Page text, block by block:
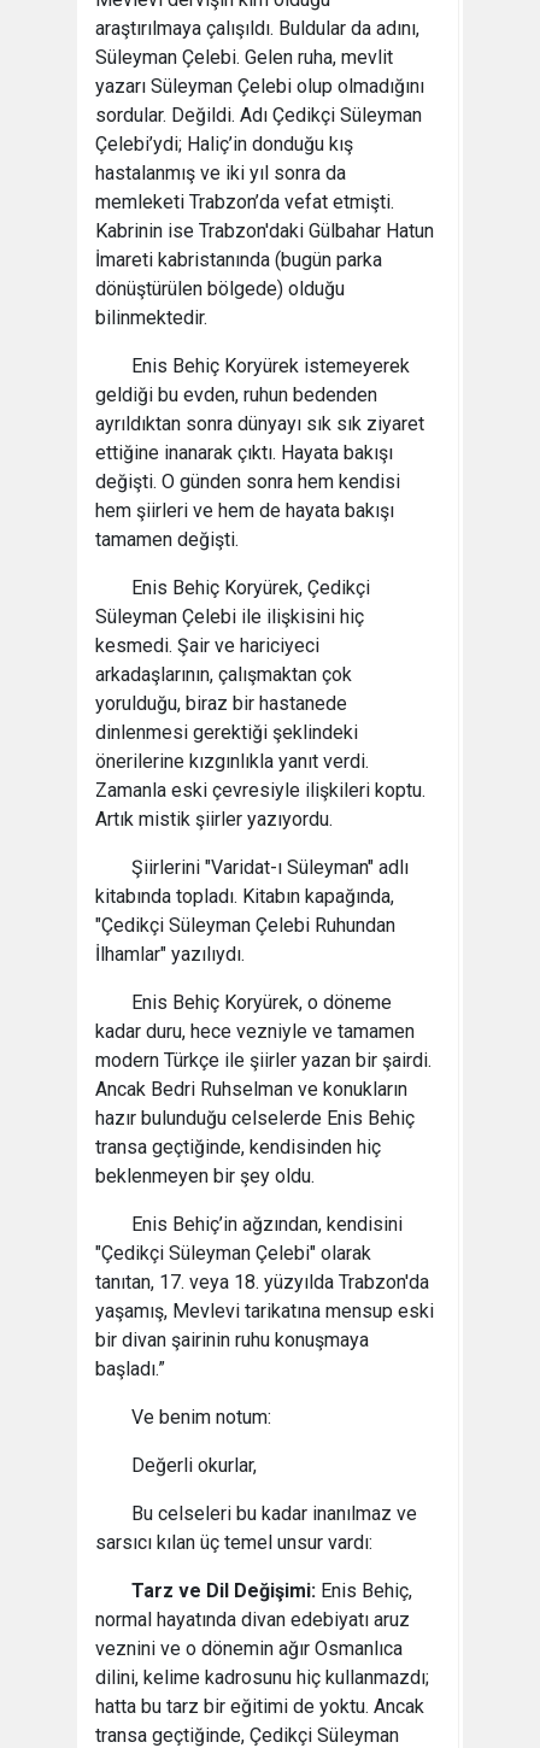
araştırılmaya çalışıldı. Buldular da adını,
Süleyman Çelebi. Gelen ruha, mevlit
yazarı Süleyman Çelebi olup olmadığını
sordular. Değildi. Adı Çedikçi Süleyman
Çelebi’ydi; Haliç’in donduğu kış
hastalanmış ve iki yıl sonra da
memleketi Trabzon’da vefat etmişti.
Kabrinin ise Trabzon'daki Gülbahar Hatun
İmareti kabristanında (bugün parka
dönüştürülen bölgede) olduğu
bilinmektedir.
Enis Behiç Koryürek istemeyerek
geldiği bu evden, ruhun bedenden
ayrıldıktan sonra dünyayı sık sık ziyaret
ettiğine inanarak çıktı. Hayata bakışı
değişti. O günden sonra hem kendisi
hem şiirleri ve hem de hayata bakışı
tamamen değişti.
Enis Behiç Koryürek, Çedikçi
Süleyman Çelebi ile ilişkisini hiç
kesmedi. Şair ve hariciyeci
arkadaşlarının, çalışmaktan çok
yorulduğu, biraz bir hastanede
dinlenmesi gerektiği şeklindeki
önerilerine kızgınlıkla yanıt verdi.
Zamanla eski çevresiyle ilişkileri koptu.
Artık mistik şiirler yazıyordu.
Şiirlerini "Varidat-ı Süleyman" adlı
kitabında topladı. Kitabın kapağında,
"Çedikçi Süleyman Çelebi Ruhundan
İlhamlar" yazılıydı.
Enis Behiç Koryürek, o döneme
kadar duru, hece vezniyle ve tamamen
modern Türkçe ile şiirler yazan bir şairdi.
Ancak Bedri Ruhselman ve konukların
hazır bulunduğu celselerde Enis Behiç
transa geçtiğinde, kendisinden hiç
beklenmeyen bir şey oldu.
Enis Behiç’in ağzından, kendisini
"Çedikçi Süleyman Çelebi" olarak
tanıtan, 17. veya 18. yüzyılda Trabzon'da
yaşamış, Mevlevi tarikatına mensup eski
bir divan şairinin ruhu konuşmaya
başladı.”
Ve benim notum:
Değerli okurlar,
Bu celseleri bu kadar inanılmaz ve
sarsıcı kılan üç temel unsur vardı:
Tarz ve Dil Değişimi: Enis Behiç,
normal hayatında divan edebiyatı aruz
veznini ve o dönemin ağır Osmanlıca
dilini, kelime kadrosunu hiç kullanmazdı;
hatta bu tarz bir eğitimi de yoktu. Ancak
transa geçtiğinde, Çedikçi Süleyman